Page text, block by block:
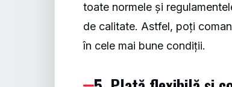
toate normele și
de calitate. Astfel, poți
în cele mai bune condiții.